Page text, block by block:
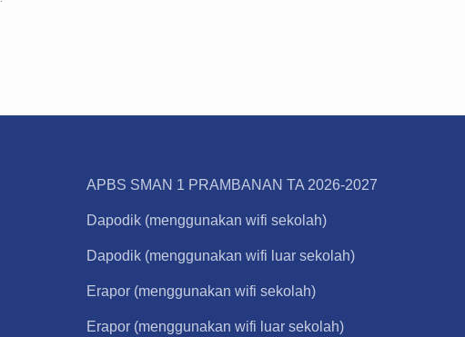
APBS SMAN 1 PRAMBANAN TA 2026-2027
Dapodik (menggunakan wifi sekolah)
Dapodik (menggunakan wifi luar sekolah)
Erapor (menggunakan wifi sekolah)
Erapor (menggunakan wifi luar sekolah)